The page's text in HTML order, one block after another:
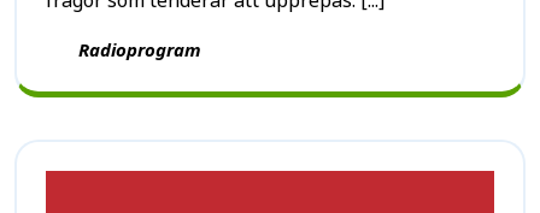
Radioprogram